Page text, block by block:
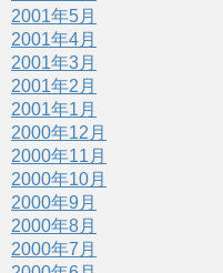
2001年5月
2001年4月
2001年3月
2001年2月
2001年1月
2000年12月
2000年11月
2000年10月
2000年9月
2000年8月
2000年7月